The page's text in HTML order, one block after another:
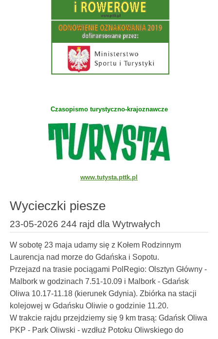
Czasopismo turystyczno-krajoznawcze
www.tutysta.pttk.pl
Wycieczki piesze
23-05-2026 244 rajd dla Wytrwałych
W sobotę 23 maja udamy się z Kołem Rodzinnym
Laurencja nad morze do Gdańska i Sopotu.
Przejazd na trasie pociągami PolRegio: Olsztyn Główny -
Malbork w godzinach 7.51-10.09 i Malbork - Gdańsk
Oliwa 10.17-11.18 (kierunek Gdynia). Zbiórka na stacji
kolejowej w Gdańsku Oliwie o godzinie 11.20.
W trakcie rajdu przejdziemy się 9 km trasą: Gdańsk Oliwa
PKP - Park Oliwski - wzdłuż Potoku Oliwskiego do